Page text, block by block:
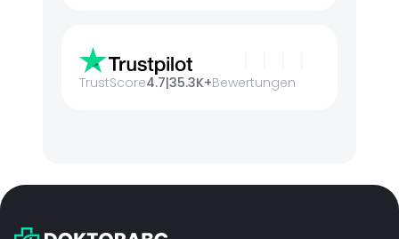
TrustScore4.7|35.3K+Bewertungen